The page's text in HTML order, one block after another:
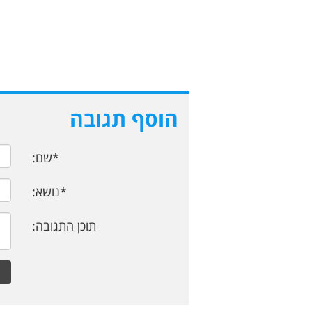
הוסף תגובה
*שם:
*נושא:
תוכן התגובה: